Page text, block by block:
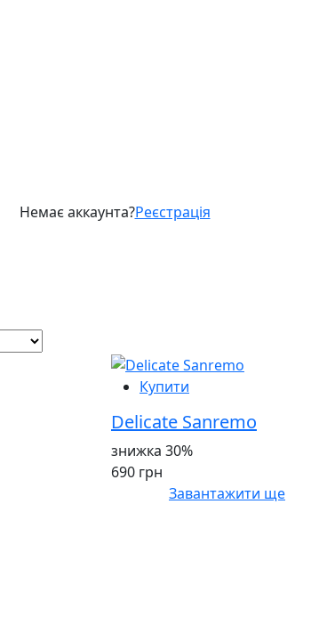
Немає аккаунта?Реєстрація
Купити
Delicate Sanremo
знижка 30%
690 грн
Завантажити ще